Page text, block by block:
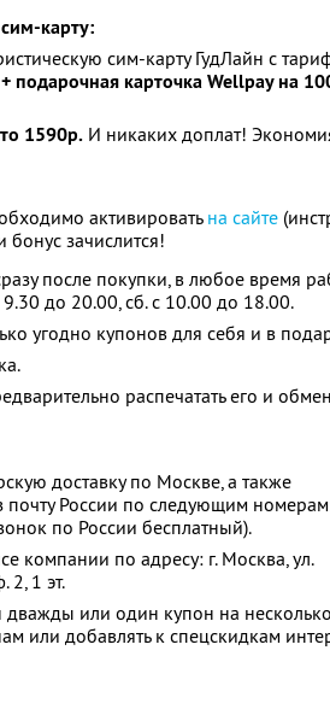
карту:
сим-карту ГудЛайн с
подарочная карточка Wellpay на
1590р. И никаких доплат!
активировать на сайте
зачислится!
после покупки, в любое время
9.30 до 20.00, сб. с 10.00 до 18.00.
угодно купонов для себя и в
распечатать его и
доставку по Москве, а также
почту России по следующим
по России бесплатный).
компании по адресу: г. Москва, ул.
2, 1 эт.
или один купон на несколько
или добавлять к спецскидкам